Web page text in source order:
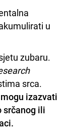
u
zubaru.
srca.
izazvati
srčanog ili